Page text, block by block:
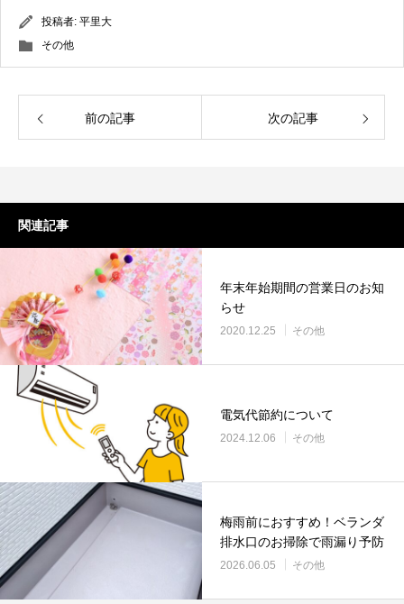
投稿者: 平里大
その他
前の記事 次の記事
関連記事
年末年始期間の営業日のお知
らせ
2020.12.25 その他
電気代節約について
2024.12.06 その他
梅雨前におすすめ！ベランダ
排水口のお掃除で雨漏り予防
2026.06.05 その他